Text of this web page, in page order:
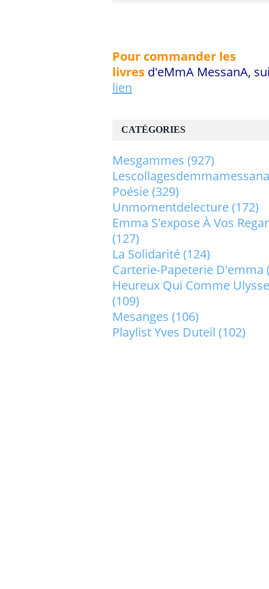
CATÉGORIES
Mesgammes (927)
Lescollagesdemmamessana
Poésie(329)
Unmomentdelecture(172)
Emma S'expose À Vos
(127)
La Solidarité(124)
Carterie-Papeterie D'emma
Heureux Qui Comme
(109)
Mesanges (106)
Playlist Yves Duteil (102)
Pour commander les
livres d'eMmA MessanA,
lien